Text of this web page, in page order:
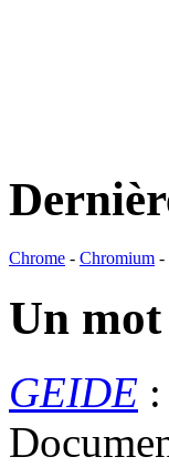
Chrome - Chromium -
Un
GEIDE